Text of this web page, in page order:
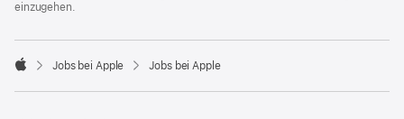
einzugehen.

Jobs bei Apple Jobs bei Apple